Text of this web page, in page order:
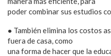
poder combinar sus estudios
● También elimina los costos
fuera de casa, como
una forma de hacer que la